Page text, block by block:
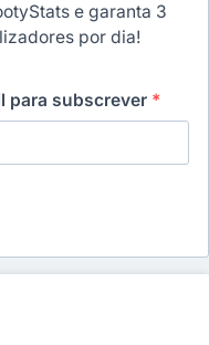
e garanta 3
por dia!
para subscrever *